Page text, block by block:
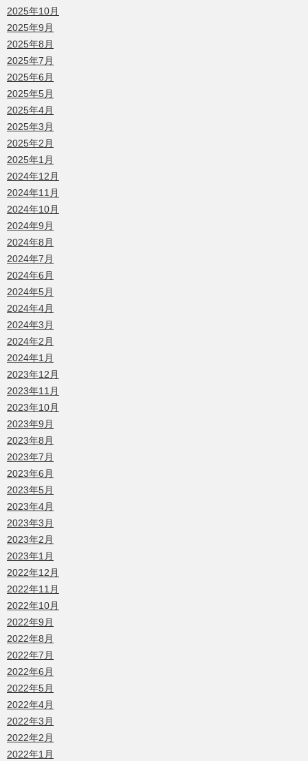
2025年10月
2025年9月
2025年8月
2025年7月
2025年6月
2025年5月
2025年4月
2025年3月
2025年2月
2025年1月
2024年12月
2024年11月
2024年10月
2024年9月
2024年8月
2024年7月
2024年6月
2024年5月
2024年4月
2024年3月
2024年2月
2024年1月
2023年12月
2023年11月
2023年10月
2023年9月
2023年8月
2023年7月
2023年6月
2023年5月
2023年4月
2023年3月
2023年2月
2023年1月
2022年12月
2022年11月
2022年10月
2022年9月
2022年8月
2022年7月
2022年6月
2022年5月
2022年4月
2022年3月
2022年2月
2022年1月